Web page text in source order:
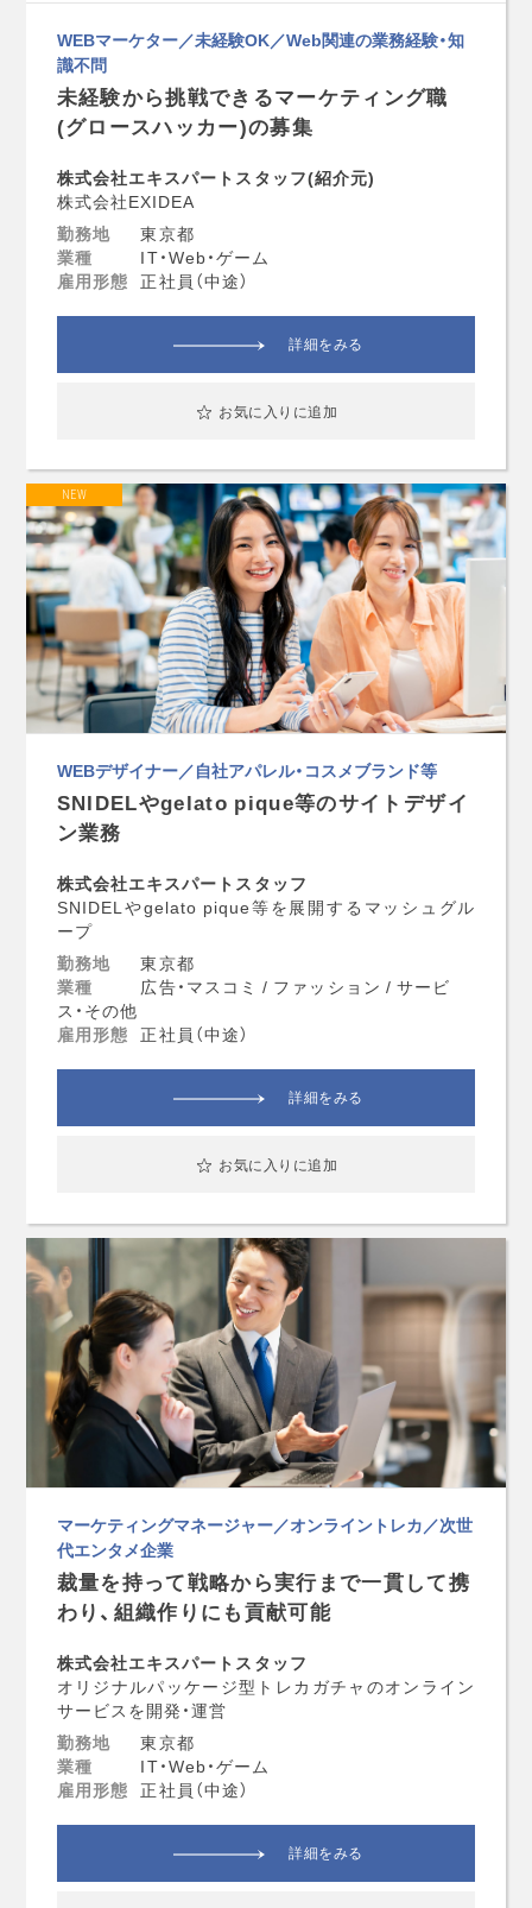
WEBマーケター／未経験OK／Web関連の業務経験・知
識不問
未経験から挑戦できるマーケティング職
(グロースハッカー)の募集
株式会社エキスパートスタッフ(紹介元)
株式会社EXIDEA
勤務地
東京都
業種
IT・Web・ゲーム
雇用形態 正社員（中途）
詳細をみる
お気に入りに追加
NEW
WEBデザイナー／自社アパレル・コスメブランド等
SNIDELやgelato pique等のサイトデザイ
ン業務
株式会社エキスパートスタッフ
SNIDELやgelato pique等を展開するマッシュグル
ープ
勤務地
東京都
業種
広告・マスコミ / ファッション / サービ
ス・その他
雇用形態 正社員（中途）
詳細をみる
お気に入りに追加
マーケティングマネージャー／オンライントレカ／次世
代エンタメ企業
裁量を持って戦略から実行まで一貫して携
わり、組織作りにも貢献可能
株式会社エキスパートスタッフ
オリジナルパッケージ型トレカガチャのオンライン
サービスを開発・運営
勤務地
東京都
業種
IT・Web・ゲーム
雇用形態 正社員（中途）
詳細をみる